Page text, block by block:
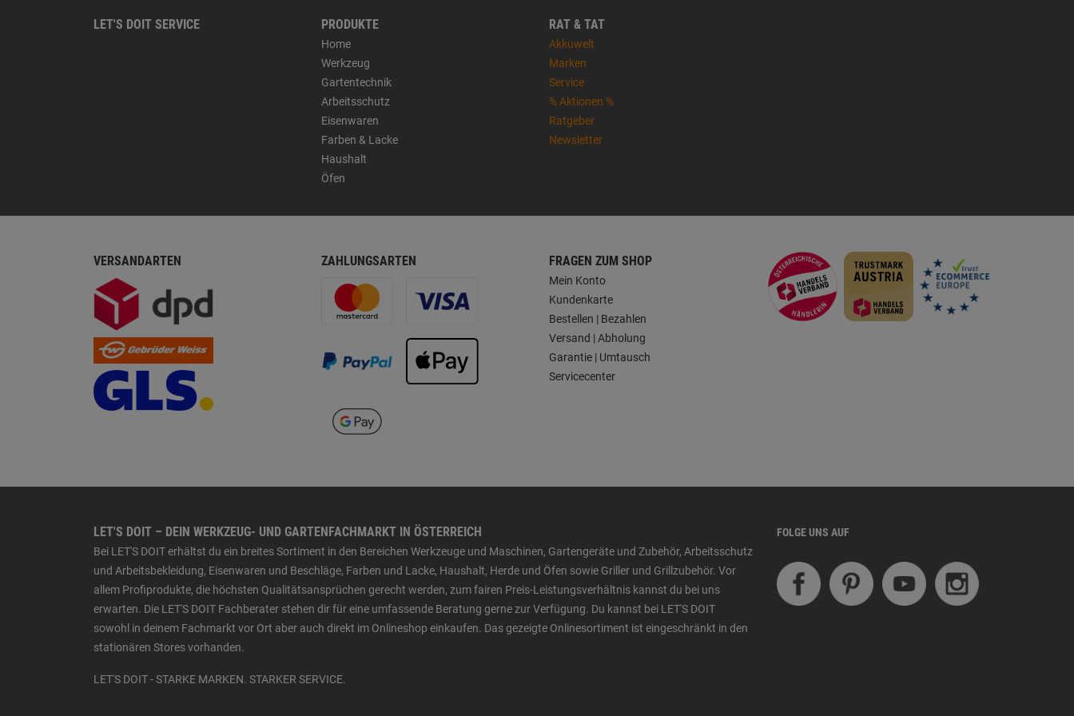
LET'S DOIT SERVICE PRODUKTE
Home
Werkzeug
Gartentechnik
Arbeitsschutz
Eisenwaren
Farben & Lacke
Haushalt
Öfen
RAT & TAT
Akkuwelt
Marken
Service
% Aktionen %
Ratgeber
Newsletter
VERSANDARTEN ZAHLUNGSARTEN FRAGEN ZUM SHOP
Mein Konto
Kundenkarte
Bestellen | Bezahlen
Versand | Abholung
Garantie | Umtausch
Servicecenter
LET'S DOIT – DEIN WERKZEUG- UND GARTENFACHMARKT IN ÖSTERREICH
Bei LET'S DOIT erhältst du ein breites Sortiment in den Bereichen Werkzeuge und Maschinen, Gartengeräte und Zubehör, Arbeitsschutz
und Arbeitsbekleidung, Eisenwaren und Beschläge, Farben und Lacke, Haushalt, Herde und Öfen sowie Griller und Grillzubehör. Vor
allem Profiprodukte, die höchsten Qualitätsansprüchen gerecht werden, zum fairen Preis-Leistungsverhältnis kannst du bei uns
erwarten. Die LET'S DOIT Fachberater stehen dir für eine umfassende Beratung gerne zur Verfügung. Du kannst bei LET'S DOIT
sowohl in deinem Fachmarkt vor Ort aber auch direkt im Onlineshop einkaufen. Das gezeigte Onlinesortiment ist eingeschränkt in den
stationären Stores vorhanden.
LET'S DOIT - STARKE MARKEN. STARKER SERVICE.
FOLGE UNS AUF